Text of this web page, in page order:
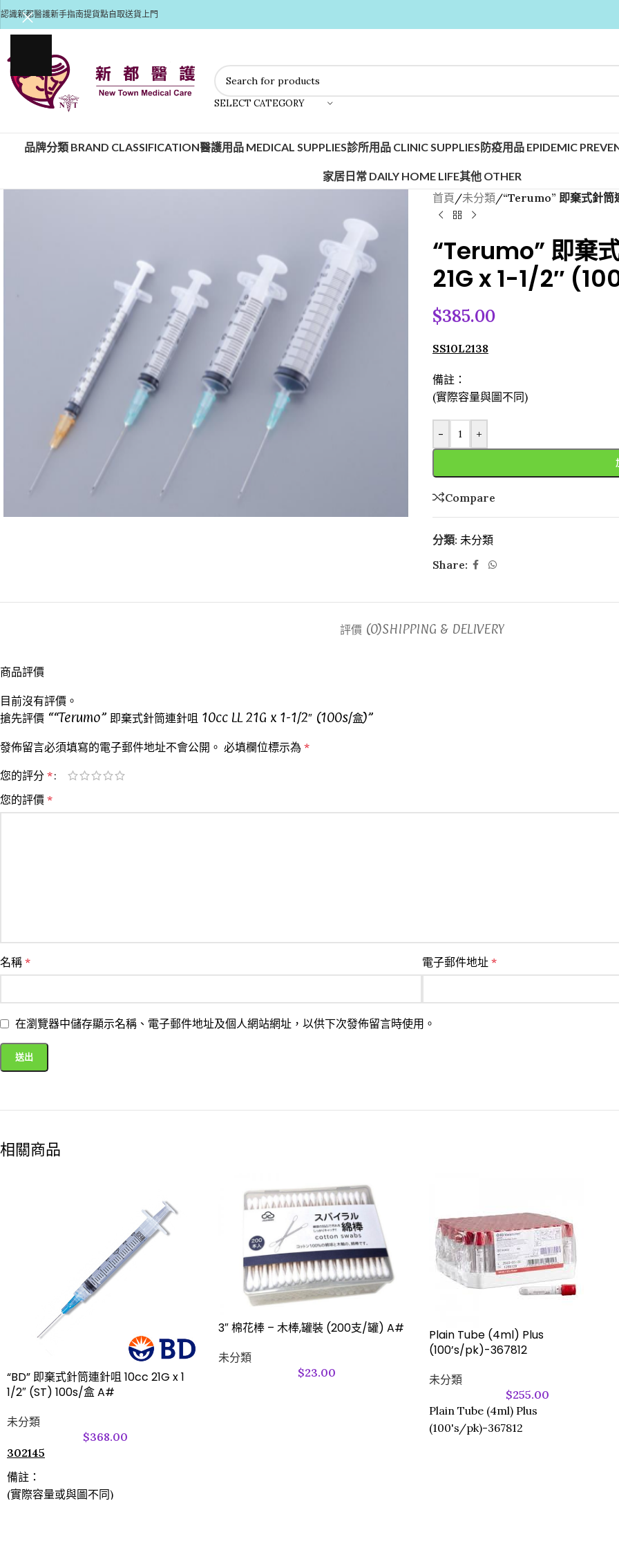
認識新都醫護新手指南提貨點自取送貨上門
SELECT CATEGORY
品牌分類 BRAND CLASSIFICATION醫護用品 MEDICAL SUPPLIES診所用品 CLINIC SUPPLIES防疫用品 EPIDEMIC
家居日常 DAILY HOME LIFE其他 OTHER
首頁/未分類/“Terumo” 即棄式針
“Terumo” 即棄
21G x 1-1/2″
$385.00
SS10L2138
備註：
(實際容量與圖不同)
- +
Compare
分類: 未分類
Share:
評價 (0)SHIPPING & DELIVERY
商品評價
目前沒有評價。
搶先評價 ““Terumo” 即棄式針筒連針咀 10cc LL 21G x 1-1/2″ (100s/盒)”
發佈留言必須填寫的電子郵件地址不會公開。 必填欄位標示為 *
您的評分 *
您的評價 *
名稱 * 電子郵件地址 *
在瀏覽器中儲存顯示名稱、電子郵件地址及個人網站網址，以供下次發佈留言時使用。
相關商品
“BD” 即棄式針筒連針咀 10cc 21G x 1
1/2″ (ST) 100s/盒 A#
未分類
$368.00
302145
備註：
(實際容量或與圖不同)
3″ 棉花棒 – 木棒,罐裝 (200支/罐) A#
未分類
$23.00
Plain Tube (4ml) Plus
(100’s/pk)-367812
未分類
$255.00
Plain Tube (4ml) Plus
(100's/pk)-367812